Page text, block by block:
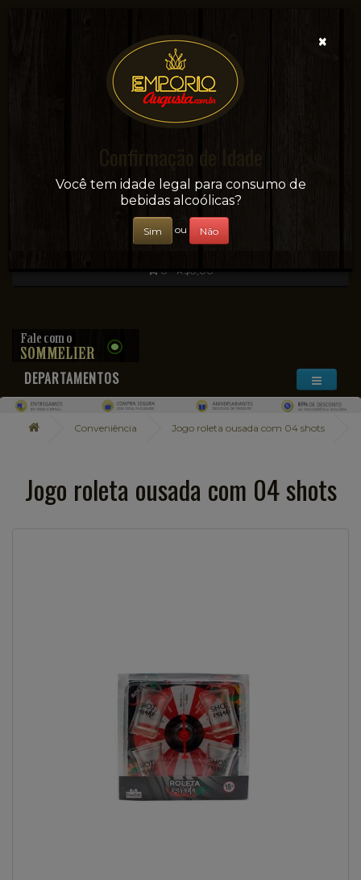
Sua conveniência e adega on-line!
0 - R$0,00
DEPARTAMENTOS
Conveniência Jogo roleta ousada com 04 shots
Jogo roleta ousada com 04 shots
×
Confirmação de Idade
Você tem idade legal para consumo de
bebidas alcoólicas?
Sim ou Não